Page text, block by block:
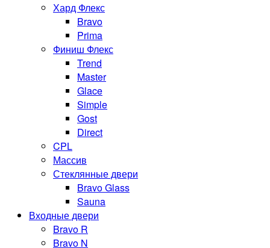
Хард Флекс
Bravo
Prima
Финиш Флекс
Trend
Master
Glace
Simple
Gost
Direct
CPL
Массив
Стеклянные двери
Bravo Glass
Sauna
Входные двери
Bravo R
Bravo N